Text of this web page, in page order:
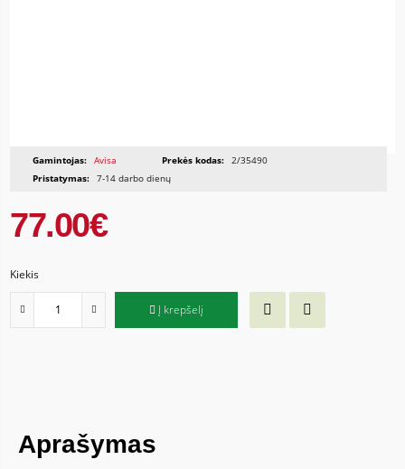
Gamintojas: Avisa Prekės kodas: 2/35490
Pristatymas: 7-14 darbo dienų
77.00€
Kiekis
Į krepšelį
Aprašymas